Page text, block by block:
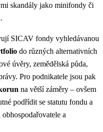
skandály jako minifondy či
SICAV fondy vyhledávanou
do různých alternativních
úvěry, zemědělská půda,
Pro podnikatele jsou pak
na větší záměry – ovšem
podřídit se statutu fondu a
a